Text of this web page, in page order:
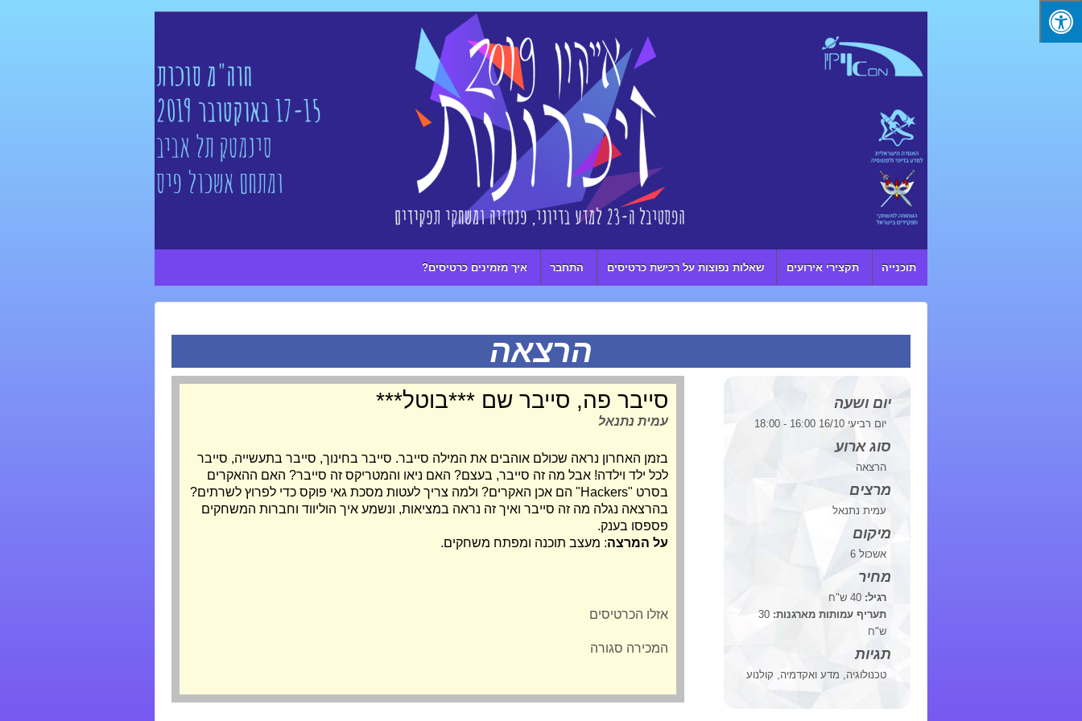
תוכנייה תקצירי אירועים שאלות נפוצות על רכישת כרטיסים התחבר איך מזמינים כרטיסים?
הרצאה
יום ושעה
יום רביעי 16/10 16:00 - 18:00
סוג ארוע
הרצאה
מרצים
עמית נתנאל
מיקום
אשכול 6
מחיר
רגיל:
תעריף עמותות מארגנות: 30
ש"ח
תגיות
טכנולוגיה, מדע ואקדמיה, קולנוע
סייבר פה, סייבר שם ***בוטל***
עמית נתנאל
בזמן האחרון נראה שכולם אוהבים את המילה סייבר. סייבר בחינוך, סייבר בתעשייה, סייבר
לכל ילד וילדה! אבל מה זה סייבר, בעצם? האם ניאו והמטריקס זה סייבר? האם ההאקרים
בסרט "Hackers" הם אכן האקרים? ולמה צריך לעטות מסכת גאי פוקס כדי לפרוץ לשרתים?
בהרצאה נגלה מה זה סייבר ואיך זה נראה במציאות, ונשמע איך הוליווד וחברות המשחקים
פספסו בענק.
על המרצה: מעצב תוכנה ומפתח משחקים.
אזלו הכרטיסים
המכירה סגורה